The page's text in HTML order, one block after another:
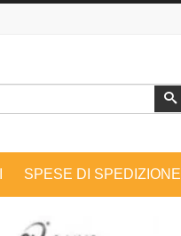
SPESE DI SPEDIZIONE